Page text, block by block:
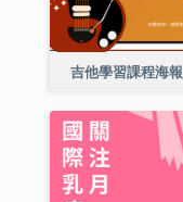
吉他學習課程海報